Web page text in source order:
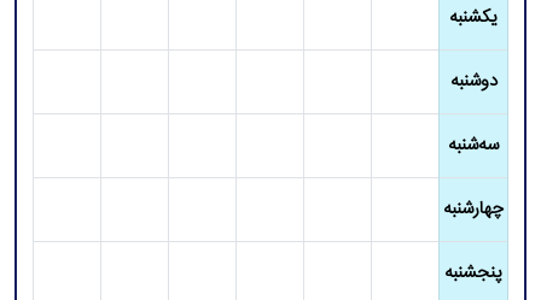
یکشنبه
دوشنبه
سه‌شنبه
چهارشنبه
پنجشنبه